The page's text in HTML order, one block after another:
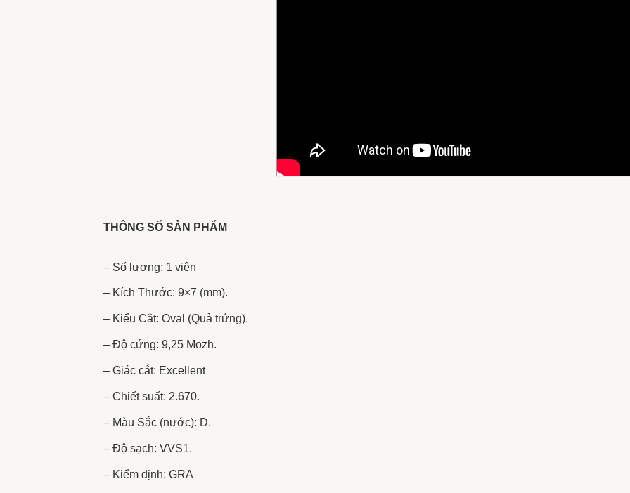
THÔNG SỐ SẢN PHẨM
– Số lượng: 1 viên
– Kích Thước: 9×7 (mm).
– Kiểu Cắt: Oval (Quả trứng).
– Độ cứng: 9,25 Mozh.
– Giác cắt: Excellent
– Chiết suất: 2.670.
– Màu Sắc (nước): D.
– Độ sạch: VVS1.
– Kiểm định: GRA